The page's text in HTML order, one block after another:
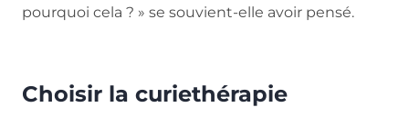
pourquoi cela ? » se souvient-elle avoir pensé.
Choisir la curiethérapie